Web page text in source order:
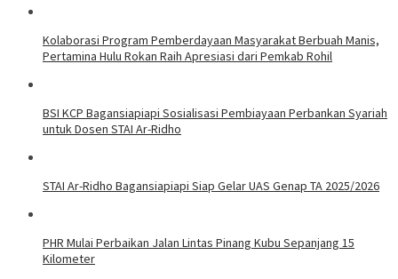
Kolaborasi Program Pemberdayaan Masyarakat Berbuah Manis,
Pertamina Hulu Rokan Raih Apresiasi dari Pemkab Rohil
BSI KCP Bagansiapiapi Sosialisasi Pembiayaan Perbankan Syariah
untuk Dosen STAI Ar-Ridho
STAI Ar-Ridho Bagansiapiapi Siap Gelar UAS Genap TA 2025/2026
PHR Mulai Perbaikan Jalan Lintas Pinang Kubu Sepanjang 15
Kilometer